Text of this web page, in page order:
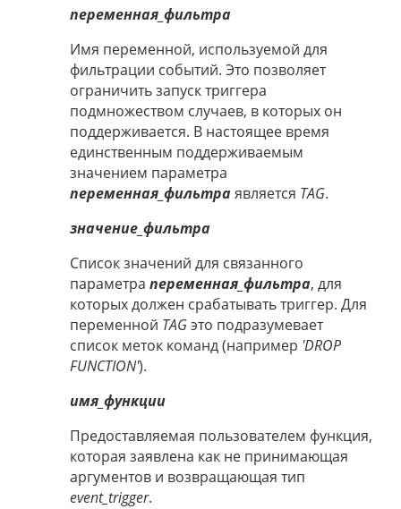
переменная_фильтра
Имя переменной, используемой для
фильтрации событий. Это позволяет
ограничить запуск триггера
подмножеством случаев, в которых он
поддерживается. В настоящее время
единственным поддерживаемым
значением параметра
переменная_фильтраявляется TAG.
значение_фильтра
Список значений для связанного
параметра переменная_фильтра, для
которых должен срабатывать триггер. Для
переменной TAGэто подразумевает
список меток команд (например 'DROP
FUNCTION').
имя_функции
Предоставляемая пользователем функция,
которая заявлена как не принимающая
аргументов и возвращающая тип
event_trigger.